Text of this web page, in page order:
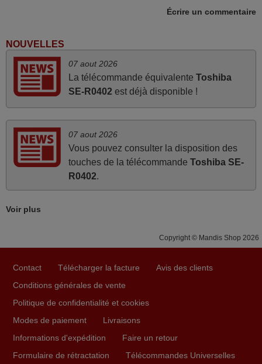
promesse. Le document permet de connaître facilement
fournies.
FRANCE
avril 2026
Ravie de voir que ma commande effectuée a 13h30est
deja traitée et expédiée Je vous en remercie d’avance et
attend la réception Encore merci
juin 2026
Tout bien.
Pascal,
Écrire un commentaire
NOUVELLES
07 aout 2026
La télécommande équivalente Toshiba
SE-R0402est déjà disponible !
07 aout 2026
Vous pouvez consulter la disposition des
touches de la télécommande Toshiba SE-
R0402.
Voir plus
Copyright © Mandis Shop 2026
Contact Télécharger la facture
Avis des clients
Conditions générales de vente
Politique de confidentialité et cookies
Modes de paiement
Livraisons
Informations d'expédition
Faire un retour
Formulaire de rétractation
Télécommandes Universelles